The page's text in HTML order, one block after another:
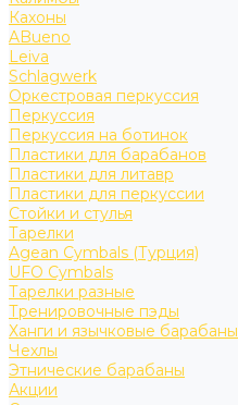
Кахоны
ABueno
Leiva
Schlagwerk
Оркестровая перкуссия
Перкуссия
Перкуссия на ботинок
Пластики для барабанов
Пластики для литавр
Пластики для перкуссии
Стойки и стулья
Тарелки
Agean Cymbals (Турция)
UFO Cymbals
Тарелки разные
Тренировочные пэды
Ханги и язычковые барабаны
Чехлы
Этнические барабаны
Акции